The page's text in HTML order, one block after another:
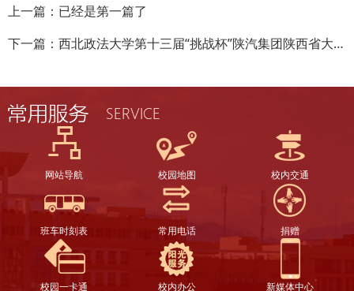
上一篇：已经是第一篇了
下一篇： 西北政法大学第十三届“挑战杯”陕汽集团陕西省大学生创业计划竞赛申报作品公示
网站导航 校园地图 校内交通
班车时刻表 常用电话 捐赠
校园一卡通 校内办公 新媒体中心